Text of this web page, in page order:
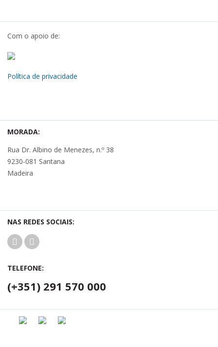
Com o apoio de:
Política de privacidade
MORADA:
Rua Dr. Albino de Menezes, n.º 38
9230-081 Santana
Madeira
NAS REDES SOCIAIS:
TELEFONE:
(+351) 291 570 000